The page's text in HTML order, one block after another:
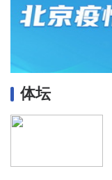
体坛